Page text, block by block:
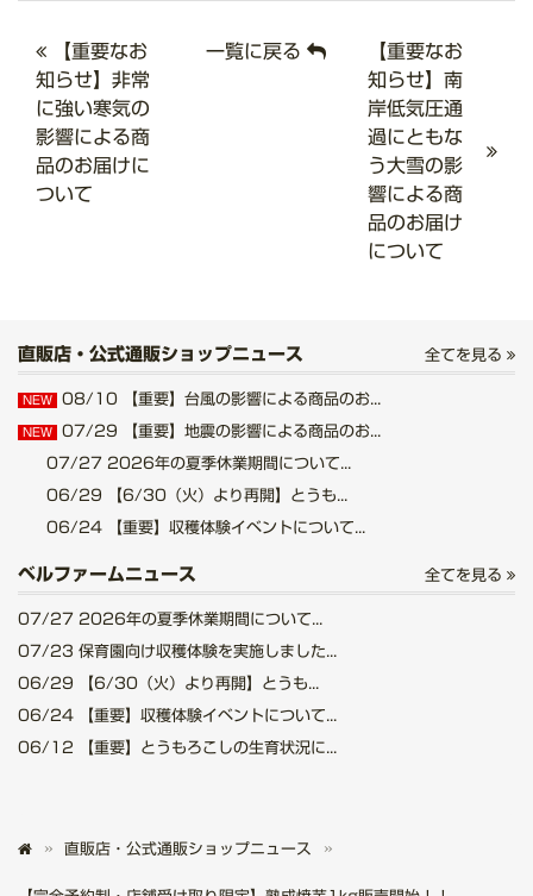
【重要なお
知らせ】非常
に強い寒気の
影響による商
品のお届けに
ついて
一覧に戻る
【重要なお
知らせ】南
岸低気圧通
過にともな
う大雪の影
響による商
品のお届け
について
直販店・公式通販ショップニュース 全てを見る
NEW 08/10 【重要】台風の影響による商品のお...
NEW 07/29 【重要】地震の影響による商品のお...
07/27 2026年の夏季休業期間について...
06/29 【6/30（火）より再開】とうも...
06/24 【重要】収穫体験イベントについて...
ベルファームニュース 全てを見る
07/27 2026年の夏季休業期間について...
07/23 保育園向け収穫体験を実施しました...
06/29 【6/30（火）より再開】とうも...
06/24 【重要】収穫体験イベントについて...
06/12 【重要】とうもろこしの生育状況に...
直販店・公式通販ショップニュース